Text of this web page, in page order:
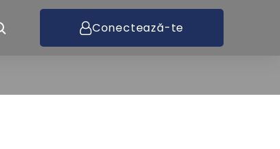
Conectează-te